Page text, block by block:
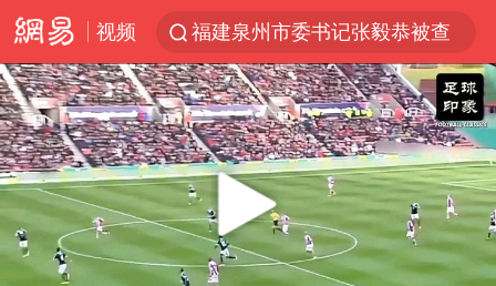
视频
福建泉州市委书记张毅恭被查
我国货物贸易进出口超30万亿元
曝韩国足协为外籍裁判员安排色情招待
向鹏0-3不敌张本智和
佛山通报笔试前13被淘汰后5名进体检
“新疆阿勒泰八月能滑雪”不实